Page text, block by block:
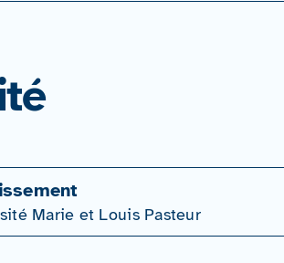
Marie et Louis Pasteur